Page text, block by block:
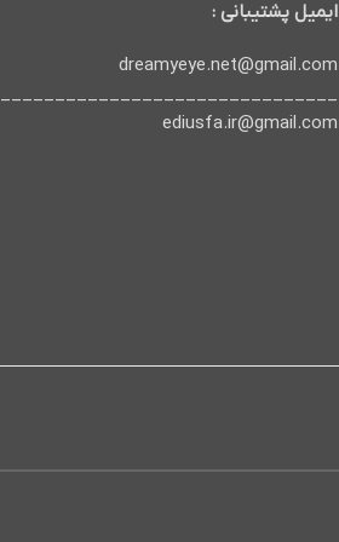
ایمیل پشتیبانی :
dreamyeye.net@gmail.com
_______________________________
ediusfa.ir@gmail.com